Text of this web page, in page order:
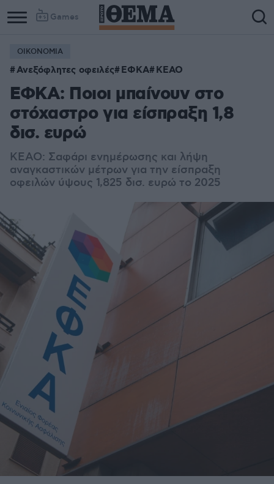
Games
ΟΙΚΟΝΟΜΙΑ
Ανεξόφλητες οφειλές ΕΦΚΑ ΚΕΑΟ
ΕΦΚΑ: Ποιοι μπαίνουν στο
στόχαστρο για είσπραξη 1,8
δισ. ευρώ
ΚΕΑΟ: Σαφάρι ενημέρωσης και λήψη
αναγκαστικών μέτρων για την είσπραξη
οφειλών ύψους 1,825 δισ. ευρώ το 2025